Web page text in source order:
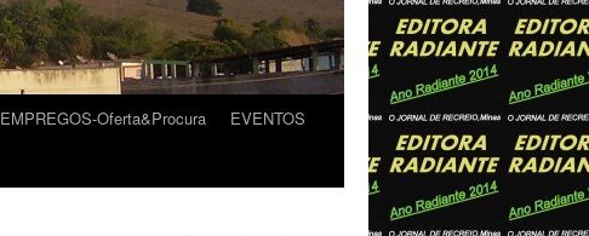
EMPREGOS-Oferta&Procura
EVENTOS